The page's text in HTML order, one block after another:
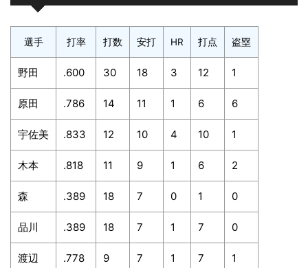
選手 打率 打数 安打 HR 打点 盗塁
野田 .600 30 18 3 12 1
原田 .786 14 11 1 6 6
宇佐美 .833 12 10 4 10 1
木本 .818 11 9 1 6 2
森 .389 18 7 0 1 0
品川 .389 18 7 1 7 0
渡辺 .778 9 7 1 7 1